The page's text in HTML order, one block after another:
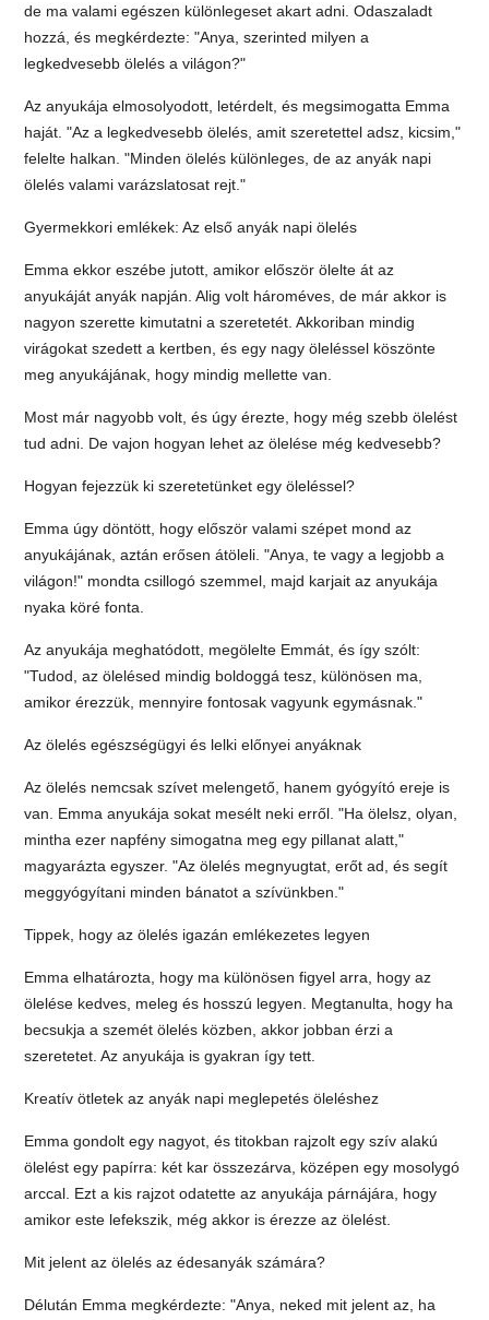
de ma valami egészen különlegeset akart adni. Odaszaladt
hozzá, és megkérdezte: "Anya, szerinted milyen a
legkedvesebb ölelés a világon?"
Az anyukája elmosolyodott, letérdelt, és megsimogatta Emma
haját. "Az a legkedvesebb ölelés, amit szeretettel adsz, kicsim,"
felelte halkan. "Minden ölelés különleges, de az anyák napi
ölelés valami varázslatosat rejt."
Gyermekkori emlékek: Az első anyák napi ölelés
Emma ekkor eszébe jutott, amikor először ölelte át az
anyukáját anyák napján. Alig volt hároméves, de már akkor is
nagyon szerette kimutatni a szeretetét. Akkoriban mindig
virágokat szedett a kertben, és egy nagy öleléssel köszönte
meg anyukájának, hogy mindig mellette van.
Most már nagyobb volt, és úgy érezte, hogy még szebb ölelést
tud adni. De vajon hogyan lehet az ölelése még kedvesebb?
Hogyan fejezzük ki szeretetünket egy öleléssel?
Emma úgy döntött, hogy először valami szépet mond az
anyukájának, aztán erősen átöleli. "Anya, te vagy a legjobb a
világon!" mondta csillogó szemmel, majd karjait az anyukája
nyaka köré fonta.
Az anyukája meghatódott, megölelte Emmát, és így szólt:
"Tudod, az ölelésed mindig boldoggá tesz, különösen ma,
amikor érezzük, mennyire fontosak vagyunk egymásnak."
Az ölelés egészségügyi és lelki előnyei anyáknak
Az ölelés nemcsak szívet melengető, hanem gyógyító ereje is
van. Emma anyukája sokat mesélt neki erről. "Ha ölelsz, olyan,
mintha ezer napfény simogatna meg egy pillanat alatt,"
magyarázta egyszer. "Az ölelés megnyugtat, erőt ad, és segít
meggyógyítani minden bánatot a szívünkben."
Tippek, hogy az ölelés igazán emlékezetes legyen
Emma elhatározta, hogy ma különösen figyel arra, hogy az
ölelése kedves, meleg és hosszú legyen. Megtanulta, hogy ha
becsukja a szemét ölelés közben, akkor jobban érzi a
szeretetet. Az anyukája is gyakran így tett.
Kreatív ötletek az anyák napi meglepetés öleléshez
Emma gondolt egy nagyot, és titokban rajzolt egy szív alakú
ölelést egy papírra: két kar összezárva, középen egy mosolygó
arccal. Ezt a kis rajzot odatette az anyukája párnájára, hogy
amikor este lefekszik, még akkor is érezze az ölelést.
Mit jelent az ölelés az édesanyák számára?
Délután Emma megkérdezte: "Anya, neked mit jelent az, ha